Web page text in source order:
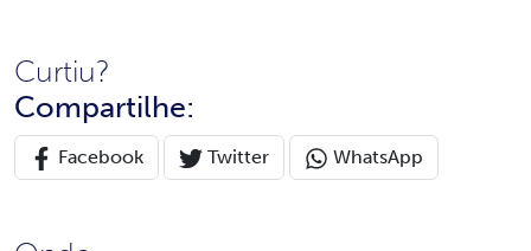
Curtiu?
Compartilhe:
Facebook Twitter WhatsApp